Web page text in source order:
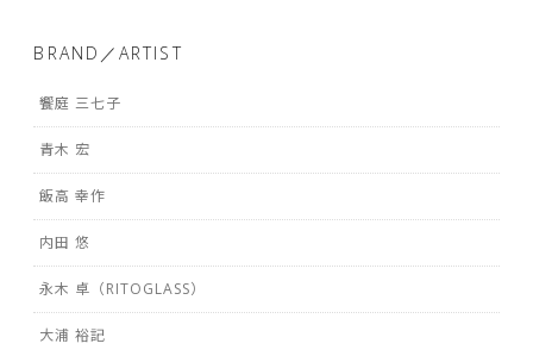
BRAND／ARTIST
饗庭 三七子
青木 宏
飯高 幸作
内田 悠
永木 卓（RITOGLASS）
大浦 裕記